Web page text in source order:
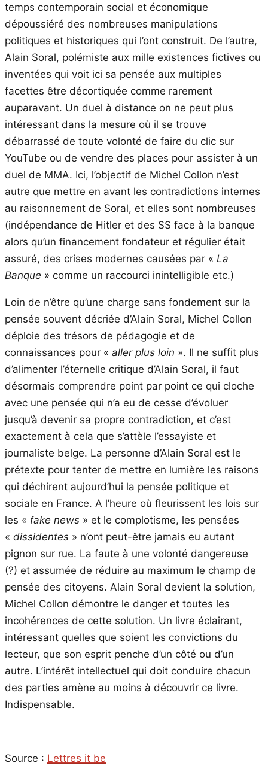
temps contemporain social et économique
dépoussiéré des nombreuses manipulations
politiques et historiques qui l’ont construit. De l’autre,
Alain Soral, polémiste aux mille existences fictives ou
inventées qui voit ici sa pensée aux multiples
facettes être décortiquée comme rarement
auparavant. Un duel à distance on ne peut plus
intéressant dans la mesure où il se trouve
débarrassé de toute volonté de faire du clic sur
YouTube ou de vendre des places pour assister à un
duel de MMA. Ici, l’objectif de Michel Collon n’est
autre que mettre en avant les contradictions internes
au raisonnement de Soral, et elles sont nombreuses
(indépendance de Hitler et des SS face à la banque
alors qu’un financement fondateur et régulier était
assuré, des crises modernes causées par « La
Banque » comme un raccourci inintelligible etc.)
Loin de n’être qu’une charge sans fondement sur la
pensée souvent décriée d’Alain Soral, Michel Collon
déploie des trésors de pédagogie et de
connaissances pour « aller plus loin ». Il ne suffit plus
d’alimenter l’éternelle critique d’Alain Soral, il faut
désormais comprendre point par point ce qui cloche
avec une pensée qui n’a eu de cesse d’évoluer
jusqu’à devenir sa propre contradiction, et c’est
exactement à cela que s’attèle l’essayiste et
journaliste belge. La personne d’Alain Soral est le
prétexte pour tenter de mettre en lumière les raisons
qui déchirent aujourd’hui la pensée politique et
sociale en France. A l’heure où fleurissent les lois sur
les « fake news » et le complotisme, les pensées
« dissidentes » n’ont peut-être jamais eu autant
pignon sur rue. La faute à une volonté dangereuse
(?) et assumée de réduire au maximum le champ de
pensée des citoyens. Alain Soral devient la solution,
Michel Collon démontre le danger et toutes les
incohérences de cette solution. Un livre éclairant,
intéressant quelles que soient les convictions du
lecteur, que son esprit penche d’un côté ou d’un
autre. L’intérêt intellectuel qui doit conduire chacun
des parties amène au moins à découvrir ce livre.
Indispensable.
Source : Lettres it be